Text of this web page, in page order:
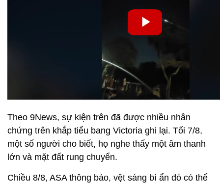
Theo 9News, sự kiện trên đã được nhiều nhân
chứng trên khắp tiểu bang Victoria ghi lại. Tối 7/8,
một số người cho biết, họ nghe thấy một âm thanh
lớn và mặt đất rung chuyển.
Chiều 8/8, ASA thông báo, vệt sáng bí ẩn đó có thể